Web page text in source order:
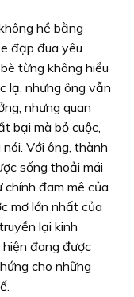
hề bằng
đạp đua yêu
từng không hiểu
lạ, nhưng ông vẫn
nhưng quan
bại mà bỏ cuộc,
Với ông, thành
sống thoải mái
chính đam mê của
mơ lớn nhất của
lại kinh
đang được
cho những